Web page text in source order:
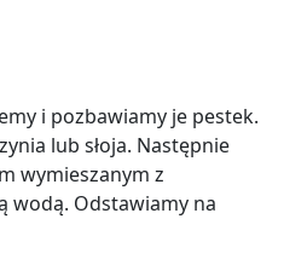
i pozbawiamy je pestek.
lub słoja. Następnie
wymieszanym z
wodą. Odstawiamy na